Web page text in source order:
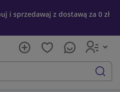
i sprzedawaj z dostawą za 0 zł
szukaj